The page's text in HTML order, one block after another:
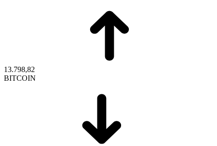
13.798,82
BITCOIN